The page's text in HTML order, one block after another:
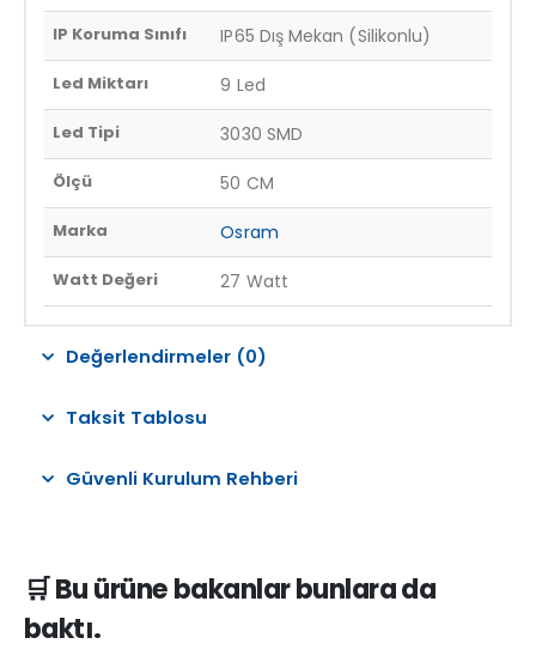
IP Koruma Sınıfı IP65 Dış Mekan (Silikonlu)
Led Miktarı 9 Led
Led Tipi 3030 SMD
Ölçü 50 CM
Marka Osram
Watt Değeri 27 Watt
Değerlendirmeler (0)
Taksit Tablosu
Güvenli Kurulum Rehberi
🛒 Bu ürüne bakanlar bunlara da
baktı.